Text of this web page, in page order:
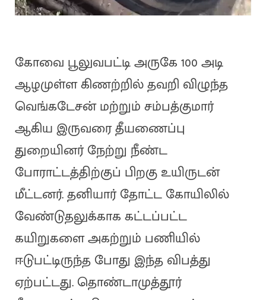
கோவை பூலுவபட்டி அருகே 100 அடி
ஆழமுள்ள கிணற்றில் தவறி விழுந்த
வெங்கடேசன் மற்றும் சம்பத்குமார்
ஆகிய இருவரை தீயணைப்பு
துறையினர் நேற்று நீண்ட
போராட்டத்திற்குப் பிறகு உயிருடன்
மீட்டனர். தனியார் தோட்ட கோயிலில்
வேண்டுதலுக்காக கட்டப்பட்ட
கயிறுகளை அகற்றும் பணியில்
ஈடுபட்டிருந்த போது இந்த விபத்து
ஏற்பட்டது. தொண்டாமுத்தூர்